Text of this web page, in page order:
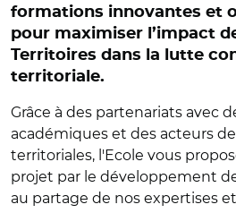
formations innovantes et
pour maximiser l’impact
Territoires dans la lutte
territoriale.
Grâce à des partenariats avec
académiques et des acteurs
territoriales, l'Ecole vous
projet par le développement
au partage de nos expertises